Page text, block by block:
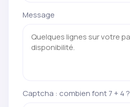
Message
Captcha : combien font 7 + 4 ?